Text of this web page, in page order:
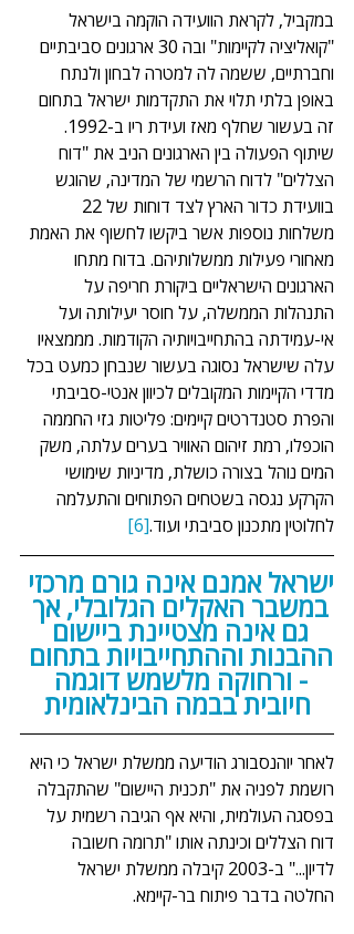
במקביל, לקראת הוועידה הוקמה בישראל
"קואליציה לקיימות" ובה 30 ארגונים סביבתיים
וחברתיים, ששמה לה למטרה לבחון ולנתח
באופן בלתי תלוי את התקדמות ישראל בתחום
זה בעשור שחלף מאז ועידת ריו ב-1992.
שיתוף הפעולה בין הארגונים הניב את "דוח
הצללים" לדוח הרשמי של המדינה, שהוגש
משלחות נוספות אשר ביקשו לחשוף את האמת
מאחורי פעילות ממשלותיהם. בדוח מתחו
הארגונים הישראליים ביקורת חריפה על
התנהלות הממשלה, על חוסר יעילותה ועל
אי-עמידתה בהתחייבויותיה הקודמות. מממצאיו
עלה שישראל נסוגה בעשור שנבחן כמעט בכל
מדדי הקיימות המקובלים לכיוון אנטי-סביבתי
והפרת סטנדרטים קיימים: פליטות גזי החממה
הוכפלו, רמת זיהום האוויר בערים עלתה, משק
המים נוהל בצורה כושלת, מדיניות שימושי
הקרקע נגסה בשטחים הפתוחים והתעלמה
לחלוטין מתכנון סביבתי ועוד.[6]
ישראל אמנם אינה גורם מרכזי
במשבר האקלים הגלובלי, אך
גם אינה מצטיינת ביישום
ההבנות וההתחייבויות בתחום
- ורחוקה מלשמש דוגמה
חיובית בבמה הבינלאומית
לאחר יוהנסבורג הודיעה ממשלת ישראל כי היא
רושמת לפניה את "תכנית היישום" שהתקבלה
בפסגה העולמית, והיא אף הגיבה רשמית על
דוח הצללים וכינתה אותו "תרומה חשובה
לדיון..." ב-2003 קיבלה ממשלת ישראל
החלטה בדבר פיתוח בר-קיימא.